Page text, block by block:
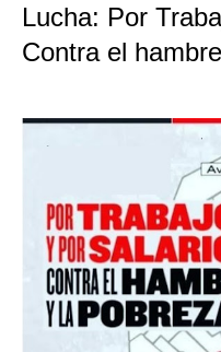
Lucha: Por
Contra el